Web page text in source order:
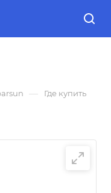
— Где купить